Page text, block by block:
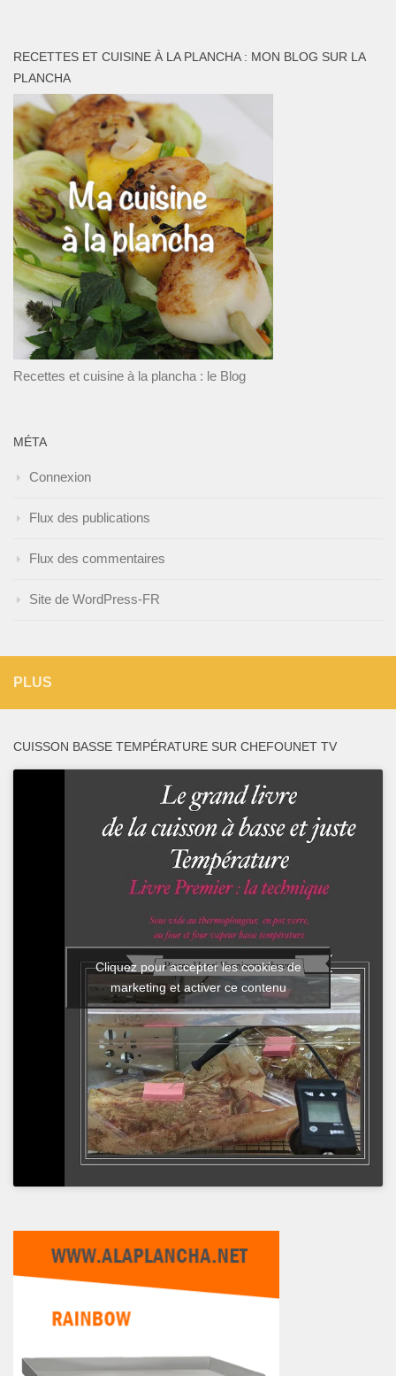
RECETTES ET CUISINE À LA PLANCHA : MON BLOG SUR LA
PLANCHA
Recettes et cuisine à la plancha : le Blog
MÉTA
Connexion
Flux des publications
Flux des commentaires
Site de WordPress-FR
PLUS
CUISSON BASSE TEMPÉRATURE SUR CHEFOUNET TV
Cliquez pour accepter les cookies de
marketing et activer ce contenu